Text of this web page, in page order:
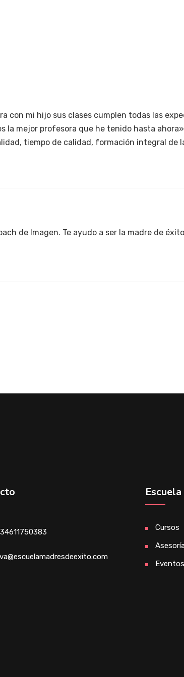
con mi hijo sus clases cumplen todas las
la mejor profesora que he tenido hasta
tiempo de calidad, formación integral de
de Imagen. Te ayudo a ser la madre de
Escuela
Cursos
Eventos